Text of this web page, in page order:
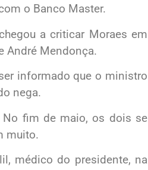
o Banco Master.
a criticar Moraes em
André Mendonça.
informado que o ministro
nega.
No fim de maio, os dois se
muito.
médico do presidente, na